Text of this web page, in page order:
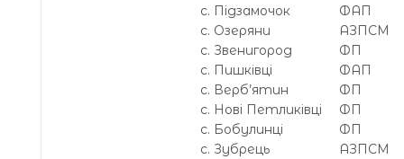
с. Підзамочок
ФАП
с. Озеряни
АЗПСМ
с. Звенигород
ФП
с. Пишківці
ФАП
с. Верб’ятин
ФП
с. Нові Петликівці
ФП
с. Бобулинці
ФП
с. Зубрець
АЗПСМ